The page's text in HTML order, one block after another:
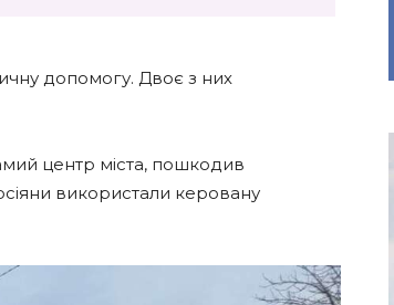
допомогу. Двоє з них
центр міста, пошкодив
використали керовану